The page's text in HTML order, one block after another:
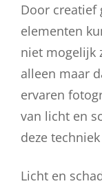
Door creatief
elementen
niet mogelijk
alleen maar
ervaren
van licht en
deze
Licht en